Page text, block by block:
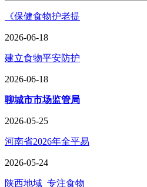
《保健食物护老提
2026-06-18
建立食物平安防护
2026-06-18
聊城市市场监管局
2026-05-25
河南省2026年全平易
2026-05-24
陕西地域_专注食物